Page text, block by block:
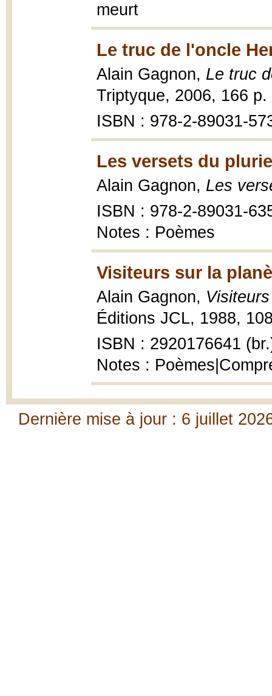
meurt
Le truc de l'oncle
Alain Gagnon, Le truc
Triptyque, 2006, 166
ISBN : 978-2-89031-
Les versets du
Alain Gagnon, Les
ISBN : 978-2-89031-
Notes : Poèmes
Visiteurs sur la
Alain Gagnon,
Éditions JCL, 1988,
ISBN : 2920176641
Notes :
Dernière mise à jour : 6 juillet